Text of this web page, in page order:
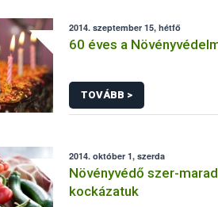
2014. szeptember 15, hétfő
60 éves a
TOVÁBB >
2014. október 1, szerda
Növényvédő szer-
kockázatuk